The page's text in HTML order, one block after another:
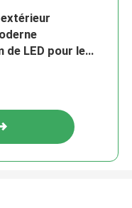
de LED pour le